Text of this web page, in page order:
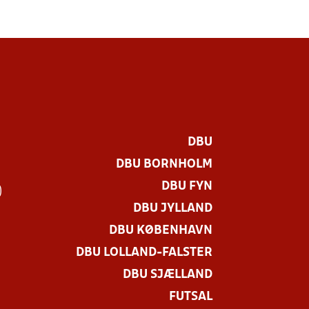
DBU
DBU BORNHOLM
DBU FYN
DBU JYLLAND
DBU KØBENHAVN
DBU LOLLAND-FALSTER
DBU SJÆLLAND
FUTSAL